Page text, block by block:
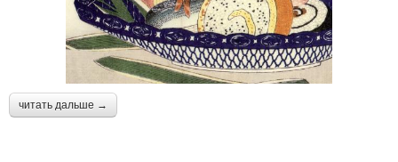
читать дальше →